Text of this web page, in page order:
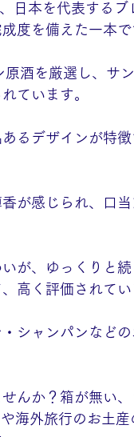
日本を代表するブ
度を備えた一本で
酒を厳選し、サ
ています。
るデザインが特
が感じられ、口
が、ゆっくりと
高く評価されてい
シャンパンなど
んか？箱が無い
海外旅行のお土